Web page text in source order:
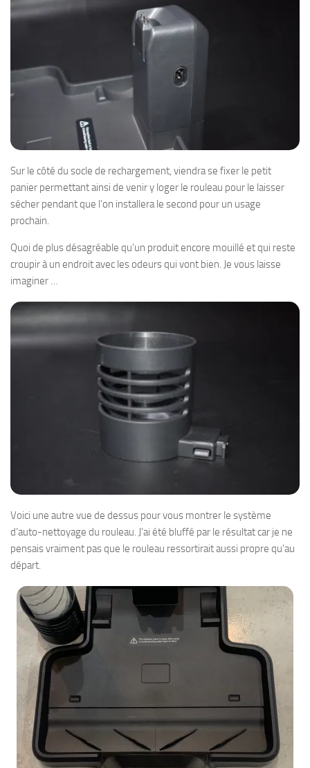
Sur le côté du socle de rechargement, viendra se fixer le petit
panier permettant ainsi de venir y loger le rouleau pour le laisser
sécher pendant que l’on installera le second pour un usage
prochain.
Quoi de plus désagréable qu’un produit encore mouillé et qui reste
croupir à un endroit avec les odeurs qui vont bien. Je vous laisse
imaginer …
Voici une autre vue de dessus pour vous montrer le système
d’auto-nettoyage du rouleau. J’ai été bluffé par le résultat car je ne
pensais vraiment pas que le rouleau ressortirait aussi propre qu’au
départ.